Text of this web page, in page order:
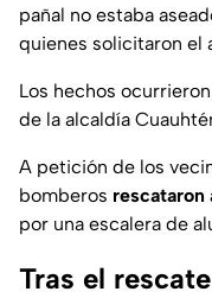
pañal no estaba
quienes solicitaron el
Los hechos
de la alcaldía
A petición de los
bomberos rescataron
por una escalera de
Tras el